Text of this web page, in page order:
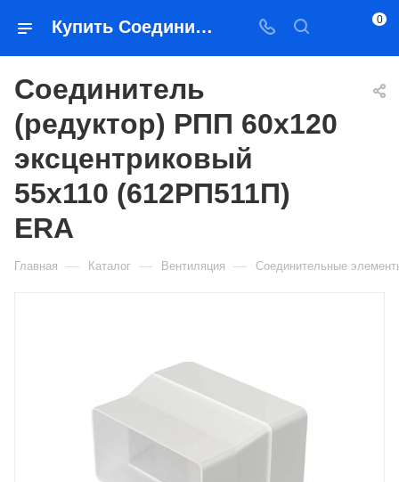
Купить Соединитель (редуктор) РПП 60х120 эксцентриковый 55х110 (612РП511П) ERA в Якутске — цена, характеристики, подбор | Востоктехторг 0
Соединитель
(редуктор) РПП 60х120
эксцентриковый
55х110 (612РП511П)
ERA
Главная — Каталог — Вентиляция — Соединительные